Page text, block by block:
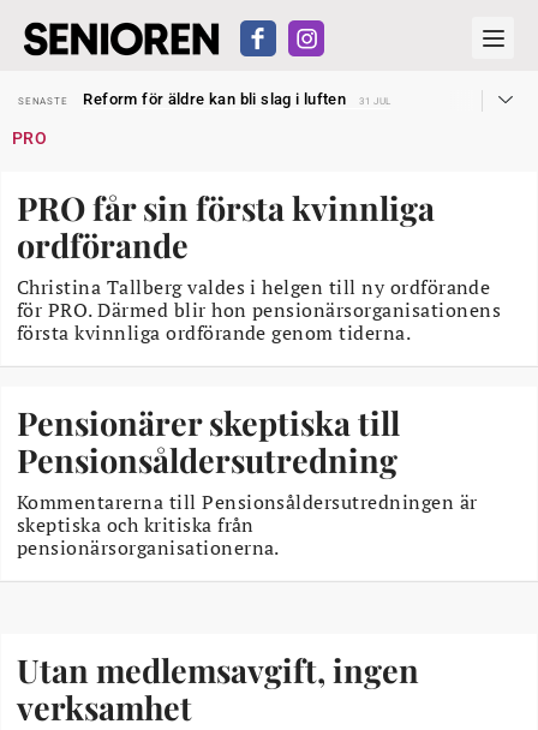
SENASTE
Reform för äldre kan bli slag i luften
31 JUL
SENASTE
SENASTE
Liten höjning av garantipensionen
27 JUL
SENASTE
Sven Hagströmer sommarpratar
26 JUL
SENASTE
Reform för äldre kan bli slag i luften
PRO
PRO får sin första kvinnliga
ordförande
Christina Tallberg valdes i helgen till ny ordförande
för PRO. Därmed blir hon pensionärsorganisationens
första kvinnliga ordförande genom tiderna.
Pensionärer skeptiska till
Pensionsåldersutredning
Kommentarerna till Pensionsåldersutredningen är
skeptiska och kritiska från
pensionärsorganisationerna.
Utan medlemsavgift, ingen
verksamhet